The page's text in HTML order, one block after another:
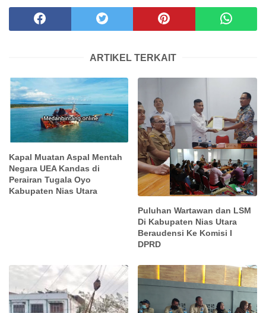
ARTIKEL TERKAIT
Kapal Muatan Aspal Mentah
Negara UEA Kandas di
Perairan Tugala Oyo
Kabupaten Nias Utara
Puluhan Wartawan dan LSM
Di Kabupaten Nias Utara
Beraudensi Ke Komisi I
DPRD